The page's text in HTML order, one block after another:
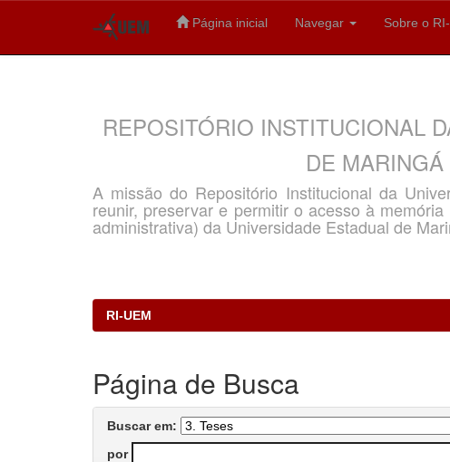
Página inicial Navegar Sobre o
REPOSITÓRIO INSTITUCIONAL
DE
A missão do Repositório Institucional da
reunir, preservar e permitir o acesso à
administrativa) da Universidade Estadual de
RI-UEM
Página de Busca
Buscar em:
por